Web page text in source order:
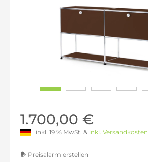
1.700,00 €
inkl. 19 % MwSt. & inkl. Versandkosten
Preisalarm erstellen